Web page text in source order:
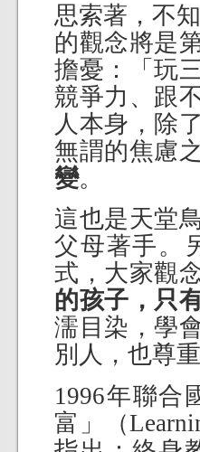
思索著，不
的觀念將是
擔憂：「玩
競爭力、跟
人本身，除
無謂的焦慮
變。
這也是天堂
父母著手。
式，大家觀
的孩子，只
濡目染，學
別人，也尊重
1996年聯合
富」（